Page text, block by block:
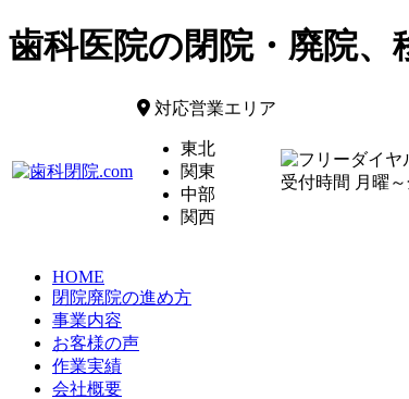
歯科医院の閉院・廃院
対応営業エリア
東北
関東
中部
関西
受付時間 月曜
HOME
閉院廃院の進め方
事業内容
お客様の声
作業実績
会社概要